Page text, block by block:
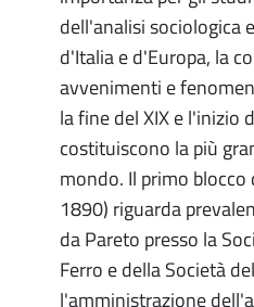
dell'analisi sociologica
d'Italia e d'Europa, la
avvenimenti e
la fine del XIX e l'inizio
costituiscono la più
mondo. Il primo
1890) riguarda
da Pareto presso la
Ferro e della Società
l'amministrazione